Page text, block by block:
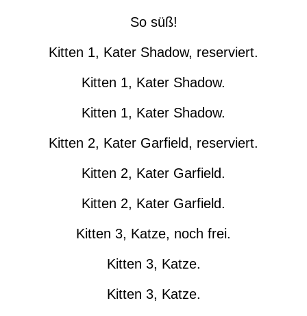
So süß!
Kitten 1, Kater Shadow, reserviert.
Kitten 1, Kater Shadow.
Kitten 1, Kater Shadow.
Kitten 2, Kater Garfield, reserviert.
Kitten 2, Kater Garfield.
Kitten 2, Kater Garfield.
Kitten 3, Katze, noch frei.
Kitten 3, Katze.
Kitten 3, Katze.